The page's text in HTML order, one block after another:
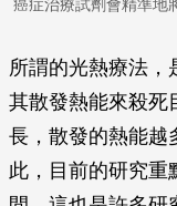
癌症治療試劑會精準地
所謂的光熱療法，
其散發熱能來殺死
長，散發的熱能越
此，目前的研究重